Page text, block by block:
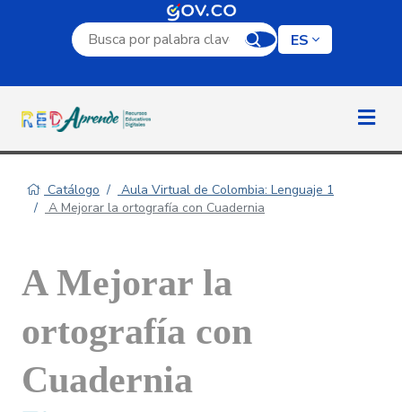
Campo de búsqueda por palabra clave
ES
Catálogo
Aula Virtual de Colombia: Lenguaje 1
A Mejorar la ortografía con Cuadernia
A Mejorar la
ortografía con
Cuadernia